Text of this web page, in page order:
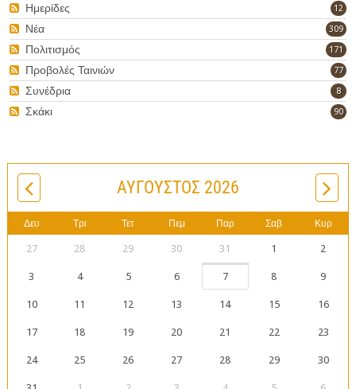
12
Ημερίδες
309
Νέα
171
Πολιτισμός
77
Προβολές Ταινιών
8
Συνέδρια
90
Σκάκι
ΑΎΓΟΥΣΤΟΣ 2026
Δευ Τρι Τετ Πεμ Παρ Σαβ Κυρ
27 28 29 30 31 1 2
3 4 5 6 7 8 9
10 11 12 13 14 15 16
17 18 19 20 21 22 23
24 25 26 27 28 29 30